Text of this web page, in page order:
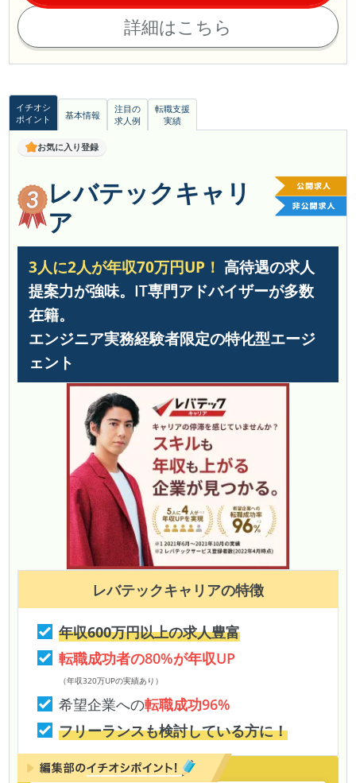
詳細はこちら
イチオシ
ポイント
基本情報
注目の
求人例
転職支援
実績
お気に入り登録
レバテックキャリ
ア
3人に2人が年収70万円UP！ 高待遇の求人
提案力が強味。IT専門アドバイザーが多数
在籍。
エンジニア実務経験者限定の特化型エージ
ェント
レバテックキャリアの特徴
年収600万円以上の求人豊富
転職成功者の80%が年収UP
（年収320万UPの実績あり）
希望企業への転職成功96%
フリーランスも検討している方に！